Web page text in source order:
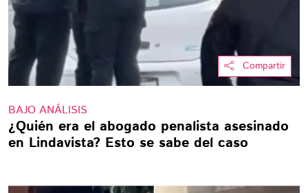
Compartir
BAJO ANÁLISIS
¿Quién era el abogado penalista asesinado
en Lindavista? Esto se sabe del caso